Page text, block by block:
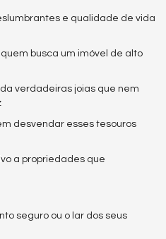
e qualidade de vida
busca um imóvel de alto
verdadeiras joias que nem
desvendar esses tesouros
a propriedades que
seguro ou o lar dos seus